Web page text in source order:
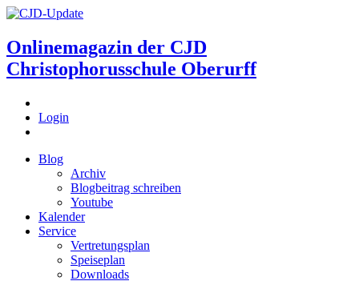
Onlinemagazin der CJD
Christophorusschule Oberurff
Login
Blog
Archiv
Blogbeitrag schreiben
Youtube
Kalender
Service
Vertretungsplan
Speiseplan
Downloads